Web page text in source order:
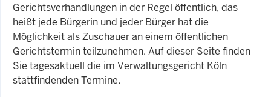
Gerichtsverhandlungen in der Regel öffentlich, das
heißt jede Bürgerin und jeder Bürger hat die
Möglichkeit als Zuschauer an einem öffentlichen
Gerichtstermin teilzunehmen. Auf dieser Seite finden
Sie tagesaktuell die im Verwaltungsgericht Köln
stattfindenden Termine.